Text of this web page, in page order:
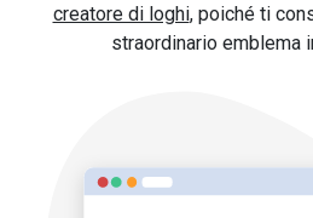
creatore di loghi, poiché ti
straordinario emblema